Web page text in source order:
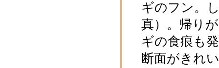
ギのフン。
真）。帰り
ギの食痕も
断面がきれ